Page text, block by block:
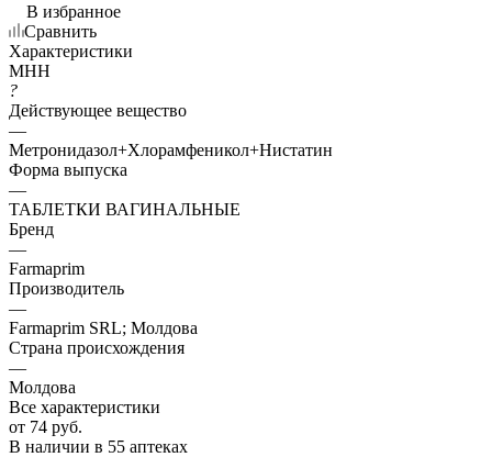
В избранное
Сравнить
Характеристики
МНН
?
Действующее вещество
—
Метронидазол+Хлорамфеникол+Нистатин
Форма выпуска
—
ТАБЛЕТКИ ВАГИНАЛЬНЫЕ
Бренд
—
Farmaprim
Производитель
—
Farmaprim SRL; Молдова
Страна происхождения
—
Молдова
Все характеристики
от 74 руб.
В наличии в 55 аптеках